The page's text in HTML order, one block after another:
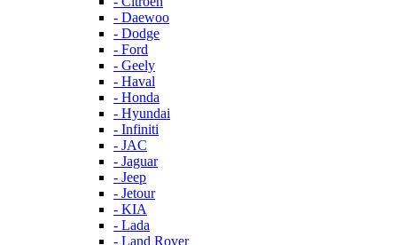
- Daewoo
- Dodge
- Ford
- Geely
- Haval
- Honda
- Hyundai
- Infiniti
- JAC
- Jaguar
- Jeep
- Jetour
- KIA
- Lada
- Land Rover